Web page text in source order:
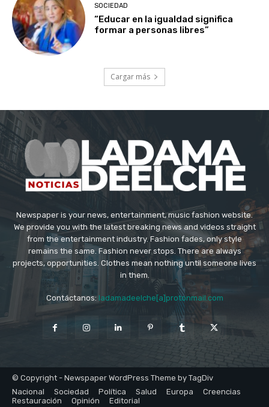
SOCIEDAD
“Educar en la igualdad significa
formar a personas libres”
Cargar más
Newspaper is your news, entertainment, music fashion website.
We provide you with the latest breaking news and videos straight
from the entertainment industry. Fashion fades, only style
remains the same. Fashion never stops. There are always
projects, opportunities. Clothes mean nothing until someone lives
in them.
Contáctanos: ladamadeelche[a]protonmail.com
© Copyright - Newspaper WordPress Theme by TagDiv
Nacional
Sociedad Política Salud Europa
Creencias
Restauración
Opinión Editorial